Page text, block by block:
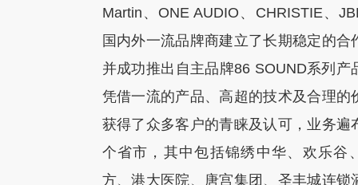
Martin、ONE AUDIO、CHRISTIE、
国内外一流品牌商建立了长期稳定的合
并成功推出自主品牌86 SOUND系列产
凭借一流的产品、高超的技术及合理的
获得了众多客户的青睐及认可，业务遍
个省市，其中包括锦绣中华、欢乐谷
方、港大医院、唐宫集团、圣丰城连锁